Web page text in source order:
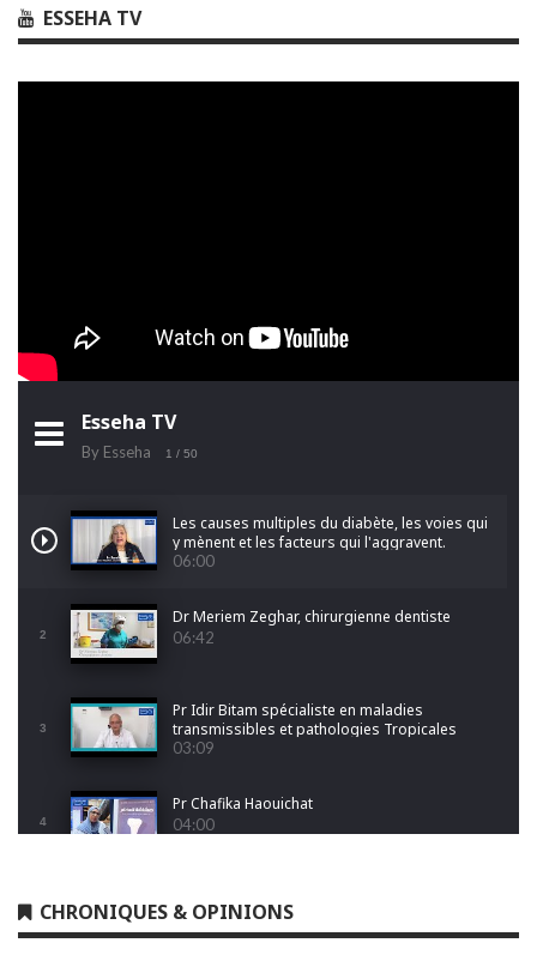
ESSEHA TV
Esseha TV
By Esseha 1 / 50
Les causes multiples du diabète, les voies qui
y mènent et les facteurs qui l'aggravent.
06:00
2
Dr Meriem Zeghar, chirurgienne dentiste
06:42
3
Pr Idir Bitam spécialiste en maladies
transmissibles et pathologies Tropicales
Emergentes
03:09
4
Pr Chafika Haouichat
04:00
5 04:26
CHRONIQUES & OPINIONS